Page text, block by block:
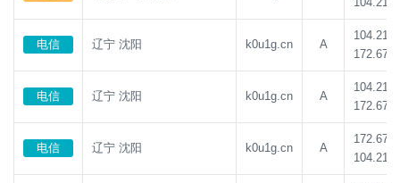
电信 辽宁 沈阳 k0u1g.cn A
电信 辽宁 沈阳 k0u1g.cn A
电信 辽宁 沈阳 k0u1g.cn A